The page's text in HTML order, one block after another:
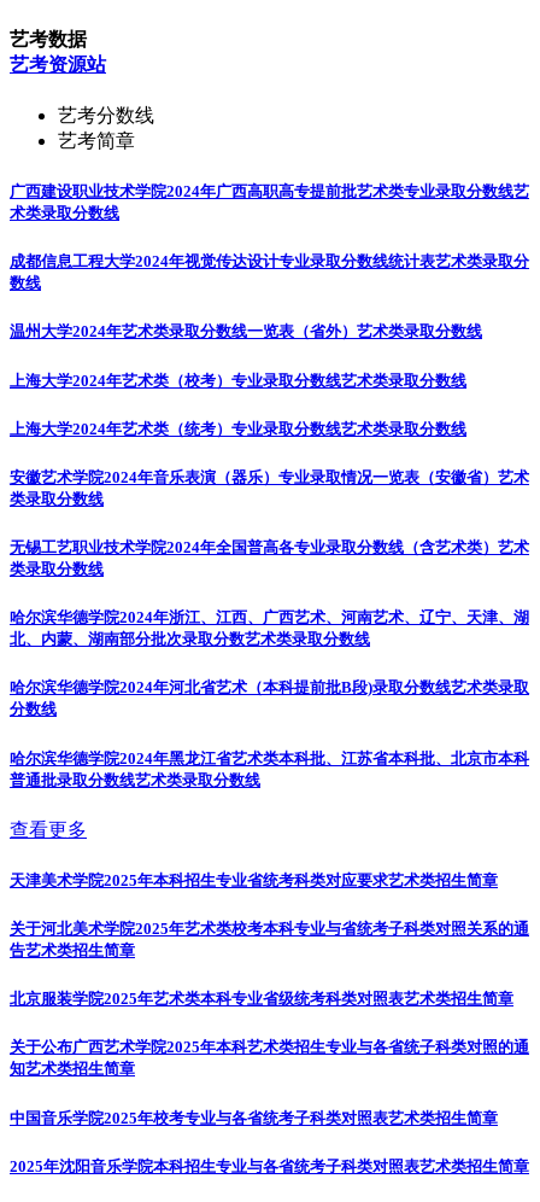
艺考数据
艺考资源站
艺考分数线
艺考简章
广西建设职业技术学院2024年广西高职高专提前批艺术类专业录取分数线艺
术类录取分数线
成都信息工程大学2024年视觉传达设计专业录取分数线统计表艺术类录取分
数线
温州大学2024年艺术类录取分数线一览表（省外） 艺术类录取分数线
上海大学2024年艺术类（校考）专业录取分数线艺术类录取分数线
上海大学2024年艺术类（统考）专业录取分数线艺术类录取分数线
安徽艺术学院2024年音乐表演（器乐）专业录取情况一览表（安徽省） 艺术
类录取分数线
无锡工艺职业技术学院2024年全国普高各专业录取分数线（含艺术类） 艺术
类录取分数线
哈尔滨华德学院2024年浙江、江西、广西艺术、河南艺术、辽宁、天津、湖
北、内蒙、湖南部分批次录取分数艺术类录取分数线
哈尔滨华德学院2024年河北省艺术（本科提前批B段)录取分数线艺术类录取
分数线
哈尔滨华德学院2024年黑龙江省艺术类本科批、江苏省本科批、北京市本科
普通批录取分数线艺术类录取分数线
查看更多
天津美术学院2025年本科招生专业省统考科类对应要求艺术类招生简章
关于河北美术学院2025年艺术类校考本科专业与省统考子科类对照关系的通
告艺术类招生简章
北京服装学院2025年艺术类本科专业省级统考科类对照表艺术类招生简章
关于公布广西艺术学院2025年本科艺术类招生专业与各省统子科类对照的通
知艺术类招生简章
中国音乐学院2025年校考专业与各省统考子科类对照表艺术类招生简章
2025年沈阳音乐学院本科招生专业与各省统考子科类对照表艺术类招生简章